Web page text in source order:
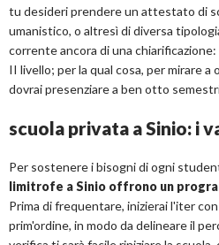
tu desideri prendere un attestato di
umanistico, o altresì di diversa
corrente ancora di una
II livello; per la qual cosa, per mirare
dovrai presenziare a ben otto
scuola privata a Sinio: i
Per sostenere i bisogni di ogni
limitrofe a Sinio offrono un
Prima di frequentare, inizierai l'iter
prim'ordine, in modo da delineare il